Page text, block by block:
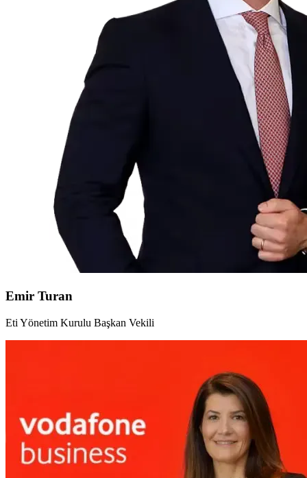
Emir Turan
Eti Yönetim Kurulu Başkan Vekili